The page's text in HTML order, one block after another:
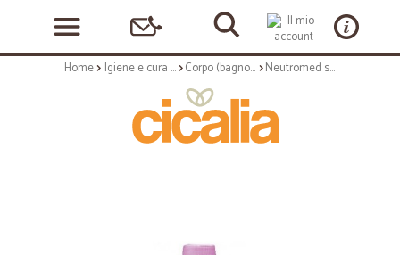
Home Igiene e cura personale Corpo (bagnoschiuma, crema corpo) Neutromed sapone liquido ricarica sensual oil - ml.250